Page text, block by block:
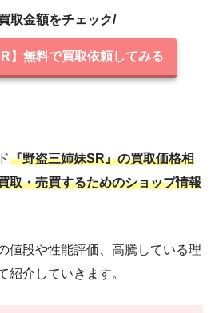
取金額をチェック/
】無料で買取依頼してみる
『野盗三姉妹SR』の買取価格相
取・売買するためのショップ情報
値段や性能評価、高騰している理
紹介していきます。